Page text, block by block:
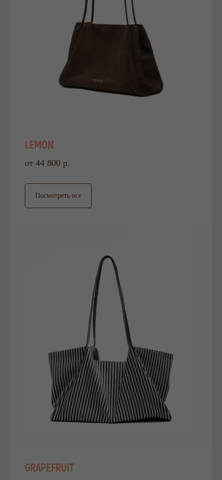
LEMON
от 44 800 р.
Посмотреть все
GRAPEFRUIT